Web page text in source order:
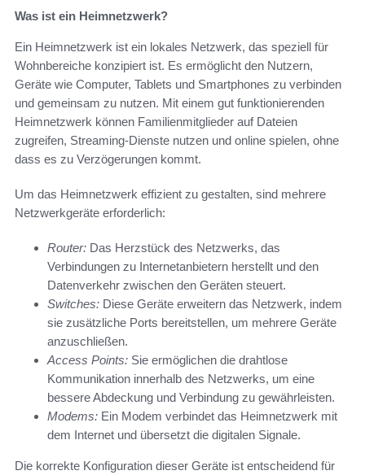
Was ist ein Heimnetzwerk?
Ein Heimnetzwerk ist ein lokales Netzwerk, das speziell für
Wohnbereiche konzipiert ist. Es ermöglicht den Nutzern,
Geräte wie Computer, Tablets und Smartphones zu verbinden
und gemeinsam zu nutzen. Mit einem gut funktionierenden
Heimnetzwerk können Familienmitglieder auf Dateien
zugreifen, Streaming-Dienste nutzen und online spielen, ohne
dass es zu Verzögerungen kommt.
Um das Heimnetzwerk effizient zu gestalten, sind mehrere
Netzwerkgeräte erforderlich:
Router: Das Herzstück des Netzwerks, das
Verbindungen zu Internetanbietern herstellt und den
Datenverkehr zwischen den Geräten steuert.
Switches: Diese Geräte erweitern das Netzwerk, indem
sie zusätzliche Ports bereitstellen, um mehrere Geräte
anzuschließen.
Access Points: Sie ermöglichen die drahtlose
Kommunikation innerhalb des Netzwerks, um eine
bessere Abdeckung und Verbindung zu gewährleisten.
Modems: Ein Modem verbindet das Heimnetzwerk mit
dem Internet und übersetzt die digitalen Signale.
Die korrekte Konfiguration dieser Geräte ist entscheidend für